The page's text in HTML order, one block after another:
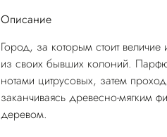
Описание
Город, за которым стоит
из своих бывших колоний.
нотами цитрусовых, затем
заканчиваясь древесно-мягким
деревом.